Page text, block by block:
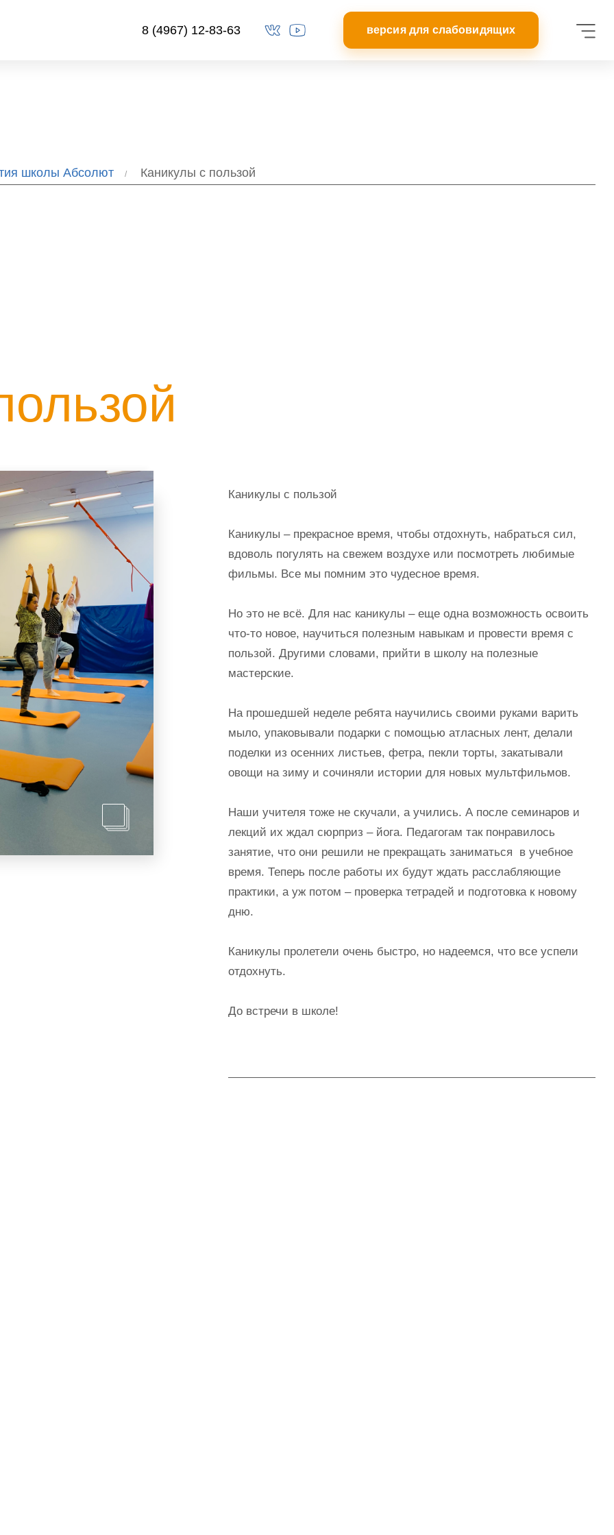
8 (4967) 12-83-63
школы Абсолют Каникулы с пользой
Каникулы с пользой
Каникулы – прекрасное время, чтобы отдохнуть, набраться сил,
вдоволь погулять на свежем воздухе или посмотреть любимые
фильмы. Все мы помним это чудесное время.
Но это не всё. Для нас каникулы – еще одна возможность освоить
что-то новое, научиться полезным навыкам и провести время с
пользой. Другими словами, прийти в школу на полезные
мастерские.
На прошедшей неделе ребята научились своими руками варить
мыло, упаковывали подарки с помощью атласных лент, делали
поделки из осенних листьев, фетра, пекли торты, закатывали
овощи на зиму и сочиняли истории для новых мультфильмов.
Наши учителя тоже не скучали, а учились. А после семинаров и
лекций их ждал сюрприз – йога. Педагогам так понравилось
занятие, что они решили не прекращать заниматься в учебное
время. Теперь после работы их будут ждать расслабляющие
практики, а уж потом – проверка тетрадей и подготовка к новому
дню.
Каникулы пролетели очень быстро, но надеемся, что все успели
отдохнуть.
До встречи в школе!